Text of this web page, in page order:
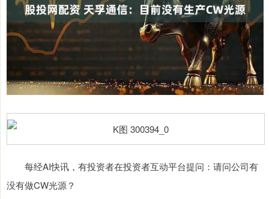
每经AI快讯，有投资者在投资者互动平台提问：请问公司有
没有做CW光源？